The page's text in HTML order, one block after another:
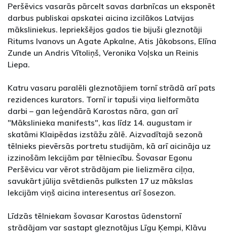
Peršēvics vasarās pārcelt savas darbnīcas un eksponēt
darbus publiskai apskatei aicina izcilākos Latvijas
māksliniekus. Iepriekšējos gados tie bijuši gleznotāji
Ritums Ivanovs un Agate Apkalne, Atis Jākobsons, Elīna
Zunde un Andris Vītoliņš, Veronika Voļska un Reinis
Liepa.
Katru vasaru paralēli gleznotājiem tornī strādā arī pats
rezidences kurators. Tornī ir tapuši viņa lielformāta
darbi – gan leģendārā Karostas nāra, gan arī
"Mākslinieka manifests", kas līdz 14. augustam ir
skatāmi Klaipēdas izstāžu zālē. Aizvadītajā sezonā
tēlnieks pievērsās portretu studijām, kā arī aicināja uz
izzinošām lekcijām par tēlniecību. Šovasar Egonu
Peršēvicu var vērot strādājam pie lielizmēra ciļņa,
savukārt jūlija svētdienās pulksten 17 uz mākslas
lekcijām viņš aicina interesentus arī šosezon.
Līdzās tēlniekam šovasar Karostas ūdenstornī
strādājam var sastapt gleznotājus Līgu Ķempi, Klāvu